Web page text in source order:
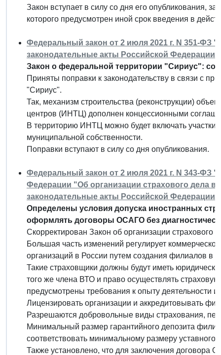
Закон вступает в силу со дня его опубликования,
которого предусмотрен иной срок введения в
Федеральный закон от 2 июля 2021 г. N 351-ФЗ
законодательные акты Российской Федерации"
Закон о федеральной территории "Сириус":
Приняты поправки к законодательству в связи с
"Сириус".
Так, механизм строительства (реконструкции)
центров (ИНТЦ) дополнен концессионными
В территорию ИНТЦ можно будет включать
муниципальной собственности.
Поправки вступают в силу со дня опубликования.
Федеральный закон от 2 июля 2021 г. N 343-ФЗ
Федерации "Об организации страхового дела
законодательные акты Российской Федерации"
Определены условия допуска иностранных
оформлять договоры ОСАГО без
Скорректирован Закон об организации страхового
Большая часть изменений регулирует
организаций в России путем создания филиалов в
Такие страховщики должны будут иметь
того же члена ВТО и право осуществлять
предусмотрены требования к опыту деятельности и
Лицензировать организации и аккредитовывать
Разрешаются добровольные виды страхования,
Минимальный размер гарантийного депозита
соответствовать минимальному размеру уставного
Также установлено, что для заключения